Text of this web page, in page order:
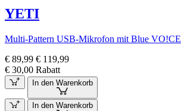
YETI
Multi-Pattern USB-Mikrofon mit Blue VO!CE
€ 89,99 € 119,99
€ 30,00 Rabatt
In den Warenkorb
In den Warenkorb